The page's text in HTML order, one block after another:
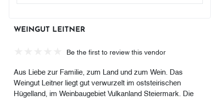
WEINGUT LEITNER
Be the first to review this vendor
Aus Liebe zur Familie, zum Land und zum Wein. Das
Weingut Leitner liegt gut verwurzelt im oststeirischen
Hügelland, im Weinbaugebiet Vulkanland Steiermark. Die